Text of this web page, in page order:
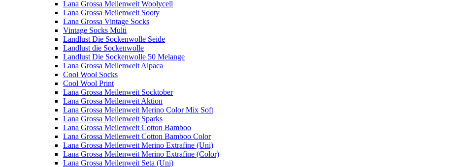
Lana Grossa Meilenweit Woolycell
Lana Grossa Meilenweit Sooty
Lana Grossa Vintage Socks
Vintage Socks Multi
Landlust Die Sockenwolle Seide
Landlust die Sockenwolle
Landlust Die Sockenwolle 50 Melange
Lana Grossa Meilenweit Alpaca
Cool Wool Socks
Cool Wool Print
Lana Grossa Meilenweit Socktober
Lana Grossa Meilenweit Aktion
Lana Grossa Meilenweit Merino Color Mix Soft
Lana Grossa Meilenweit Sparks
Lana Grossa Meilenweit Cotton Bamboo
Lana Grossa Meilenweit Cotton Bamboo Color
Lana Grossa Meilenweit Merino Extrafine (Uni)
Lana Grossa Meilenweit Merino Extrafine (Color)
Lana Grossa Meilenweit Seta (Uni)